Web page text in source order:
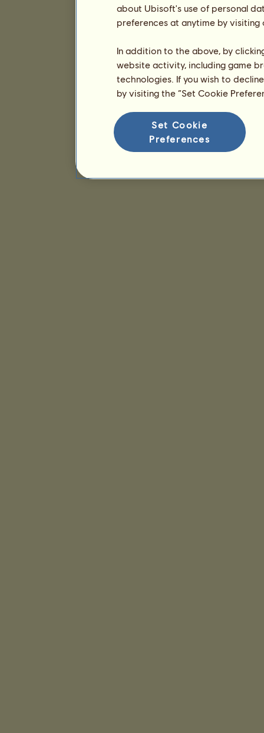
about Ubisoft's use of personal
preferences at anytime by
In addition to the above, by
website activity, including game
technologies. If you wish to
by visiting the “Set Cookie
Set Cookie
Preferences